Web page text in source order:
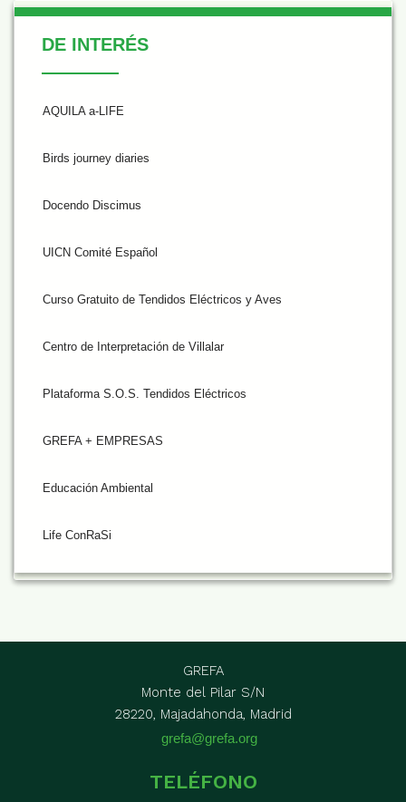
De Interés
DE INTERÉS
AQUILA a-LIFE
Birds journey diaries
Docendo Discimus
UICN Comité Español
Curso Gratuito de Tendidos Eléctricos y Aves
Centro de Interpretación de Villalar
Plataforma S.O.S. Tendidos Eléctricos
GREFA + EMPRESAS
Educación Ambiental
Life ConRaSi
GREFA
Monte del Pilar S/N
28220, Majadahonda, Madrid
grefa@grefa.org
TELÉFONO